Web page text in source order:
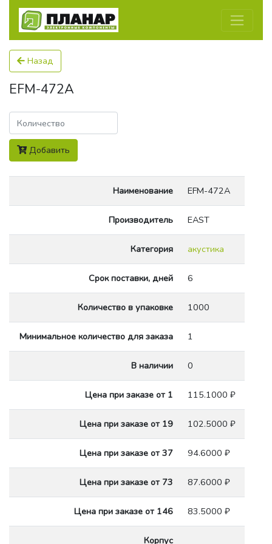
Назад
EFM-472A
Количество
Добавить
Наименование EFM-472A
Производитель EAST
Категория акустика
Срок поставки, дней 6
Количество в упаковке 1000
Минимальное количество для заказа 1
В наличии 0
Цена при заказе от 1 115.1000 ₽
Цена при заказе от 19 102.5000 ₽
Цена при заказе от 37 94.6000 ₽
Цена при заказе от 73 87.6000 ₽
Цена при заказе от 146 83.5000 ₽
Корпус